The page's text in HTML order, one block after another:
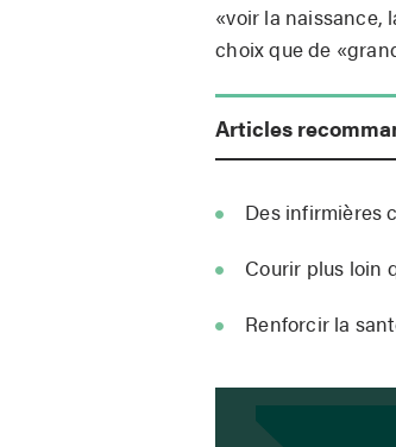
«voir la naissance,
choix que de
Articles
Des infirmières
Courir plus loin
Renforcir la